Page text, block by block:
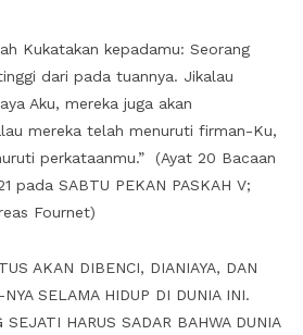
Kukatakan kepadamu: Seorang
dari pada tuannya. Jikalau
Aku, mereka juga akan
mereka telah menuruti firman-Ku,
perkataanmu.” (Ayat 20 Bacaan
pada SABTU PEKAN PASKAH V;
Fournet)
AKAN DIBENCI, DIANIAYA, DAN
SELAMA HIDUP DI DUNIA INI.
SEJATI HARUS SADAR BAHWA DUNIA